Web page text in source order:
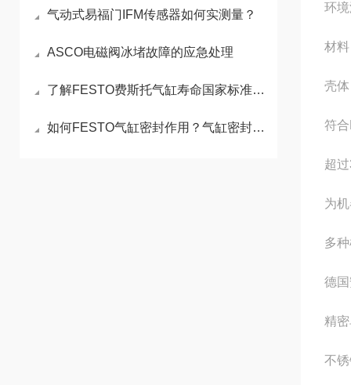
气动式易福门IFM传感器如何实测量？
ASCO电磁阀冰堵故障的应急处理
了解FESTO费斯托气缸寿命国家标准，保障发动机长久使用
如何FESTO气缸密封作用？气缸密封测试
环
材
壳
符
超
为
多
德
精
不